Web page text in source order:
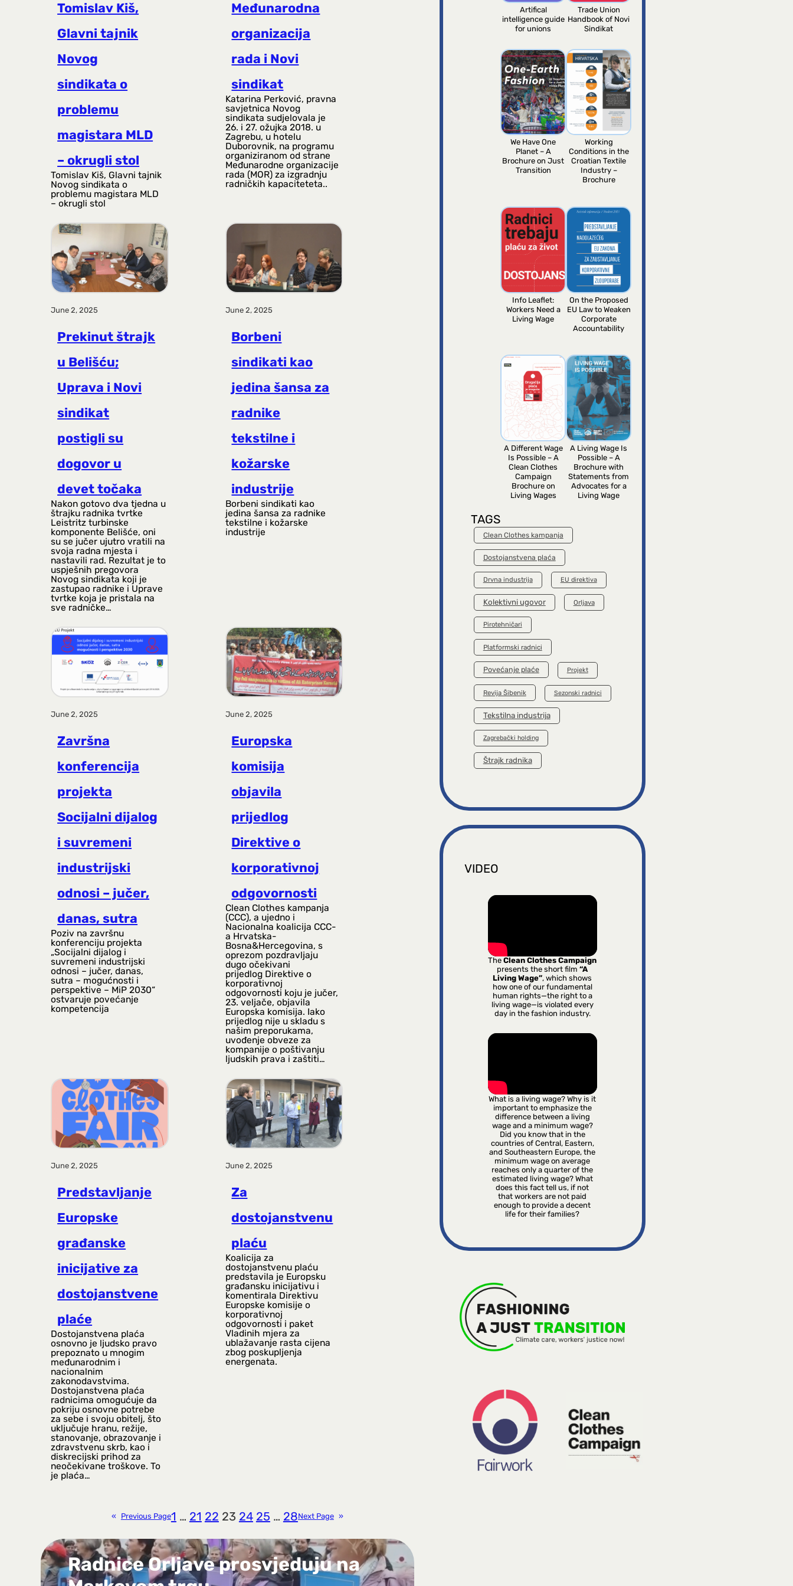
Tomislav Kiš,
Glavni tajnik
Novog
sindikata o
problemu
magistara MLD
– okrugli stol
Tomislav Kiš, Glavni tajnik
Novog sindikata o
problemu magistara MLD
– okrugli stol
Međunarodna
organizacija
rada i Novi
sindikat
Katarina Perković, pravna
savjetnica Novog
sindikata sudjelovala je
26. i 27. ožujka 2018. u
Zagrebu, u hotelu
Duborovnik, na programu
organiziranom od strane
Međunarodne organizacije
rada (MOR) za izgradnju
radničkih kapaciteteta..
June 2, 2025
Prekinut štrajk
u Belišću;
Uprava i Novi
sindikat
postigli su
dogovor u
devet točaka
Nakon gotovo dva tjedna u
štrajku radnika tvrtke
Leistritz turbinske
komponente Belišće, oni
su se jučer ujutro vratili na
svoja radna mjesta i
nastavili rad. Rezultat je to
uspješnih pregovora
Novog sindikata koji je
zastupao radnike i Uprave
tvrtke koja je pristala na
sve radničke…
June 2, 2025
Borbeni
sindikati kao
jedina šansa za
radnike
tekstilne i
kožarske
industrije
Borbeni sindikati kao
jedina šansa za radnike
tekstilne i kožarske
industrije
June 2, 2025
Završna
konferencija
projekta
Socijalni dijalog
i suvremeni
industrijski
odnosi – jučer,
danas, sutra
Poziv na završnu
konferenciju projekta
„Socijalni dijalog i
suvremeni industrijski
odnosi – jučer, danas,
sutra – mogućnosti i
perspektive – MiP 2030“
ostvaruje povećanje
kompetencija
June 2, 2025
Europska
komisija
objavila
prijedlog
Direktive o
korporativnoj
odgovornosti
Clean Clothes kampanja
(CCC), a ujedno i
Nacionalna koalicija CCC-
a Hrvatska-
Bosna&Hercegovina, s
oprezom pozdravljaju
dugo očekivani
prijedlog Direktive o
korporativnoj
odgovornosti koju je jučer,
23. veljače, objavila
Europska komisija. Iako
prijedlog nije u skladu s
našim preporukama,
uvođenje obveze za
kompanije o poštivanju
ljudskih prava i zaštiti…
June 2, 2025
Predstavljanje
Europske
građanske
inicijative za
dostojanstvene
plaće
Dostojanstvena plaća
osnovno je ljudsko pravo
prepoznato u mnogim
međunarodnim i
nacionalnim
zakonodavstvima.
Dostojanstvena plaća
radnicima omogućuje da
pokriju osnovne potrebe
za sebe i svoju obitelj, što
uključuje hranu, režije,
stanovanje, obrazovanje i
zdravstvenu skrb, kao i
diskrecijski prihod za
neočekivane troškove. To
je plaća…
June 2, 2025
Za
dostojanstvenu
plaću
Koalicija za
dostojanstvenu plaću
predstavila je Europsku
građansku inicijativu i
komentirala Direktivu
Europske komisije o
korporativnoj
odgovornosti i paket
Vladinih mjera za
ublažavanje rasta cijena
zbog poskupljenja
energenata.
« Previous Page1 … 21 22 23 24 25 … 28Next Page »
Radnice Orljave prosvjeduju na
Artifical
intelligence guide
for unions
Trade Union
Handbook of Novi
Sindikat
We Have One
Planet – A
Brochure on Just
Transition
Working
Conditions in the
Croatian Textile
Industry –
Brochure
Info Leaflet:
Workers Need a
Living Wage
On the Proposed
EU Law to Weaken
Corporate
Accountability
A Different Wage
Is Possible – A
Clean Clothes
Campaign
Brochure on
Living Wages
A Living Wage Is
Possible – A
Brochure with
Statements from
Advocates for a
Living Wage
TAGS
Clean Clothes kampanja
Dostojanstvena plaća
Drvna industrija EU direktiva
Kolektivni ugovor Orljava
Pirotehničari
Platformski radnici
Povećanje plaće Projekt
Revija Šibenik Sezonski radnici
Tekstilna industrija
Zagrebački holding
Štrajk radnika
VIDEO
TheClean Clothes Campaign
presents the short film“A
Living Wage”, which shows
how one of our fundamental
human rights—the right to a
living wage—is violated every
day in the fashion industry.
What is a living wage? Why is it
important to emphasize the
difference between a living
wage and a minimum wage?
Did you know that in the
countries of Central, Eastern,
and Southeastern Europe, the
minimum wage on average
reaches only a quarter of the
estimated living wage? What
does this fact tell us, if not
that workers are not paid
enough to provide a decent
life for their families?